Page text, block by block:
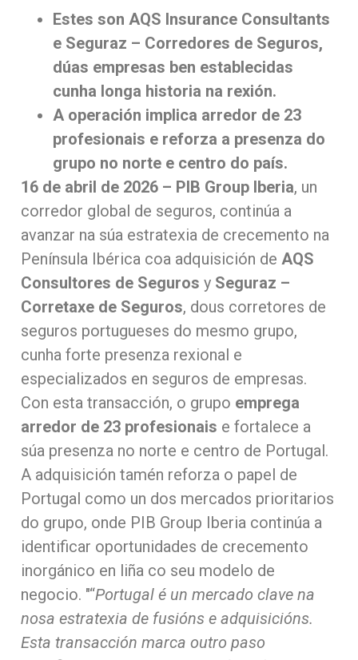
Estes son AQS Insurance Consultants
e Seguraz – Corredores de Seguros,
dúas empresas ben establecidas
cunha longa historia na rexión.
A operación implica arredor de 23
profesionais e reforza a presenza do
grupo no norte e centro do país.
16 de abril de 2026 – PIB Group Iberia, un
corredor global de seguros, continúa a
avanzar na súa estratexia de crecemento na
Península Ibérica coa adquisición de AQS
Consultores de Seguros y Seguraz –
Corretaxe de Seguros, dous corretores de
seguros portugueses do mesmo grupo,
cunha forte presenza rexional e
especializados en seguros de empresas.
Con esta transacción, o grupo emprega
arredor de 23 profesionais e fortalece a
súa presenza no norte e centro de Portugal.
A adquisición tamén reforza o papel de
Portugal como un dos mercados prioritarios
do grupo, onde PIB Group Iberia continúa a
identificar oportunidades de crecemento
inorgánico en liña co seu modelo de
negocio. "“Portugal é un mercado clave na
nosa estratexia de fusións e adquisicións.
Esta transacción marca outro paso